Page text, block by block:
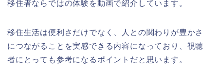
移住者ならではの体験を動画で紹介しています。
移住生活は便利さだけでなく、人との関わりが豊かさ
につながることを実感できる内容になっており、視聴
者にとっても参考になるポイントだと思います。